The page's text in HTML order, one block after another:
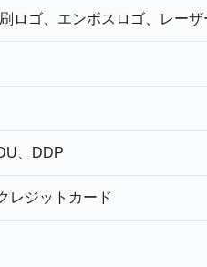
ロゴ、エンボスロゴ、レーザ
、DDP
レジットカード